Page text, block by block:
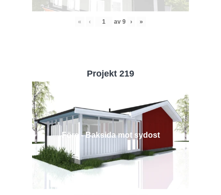
« ‹ av 9 › »
Projekt 219
Före - Baksida mot sydost